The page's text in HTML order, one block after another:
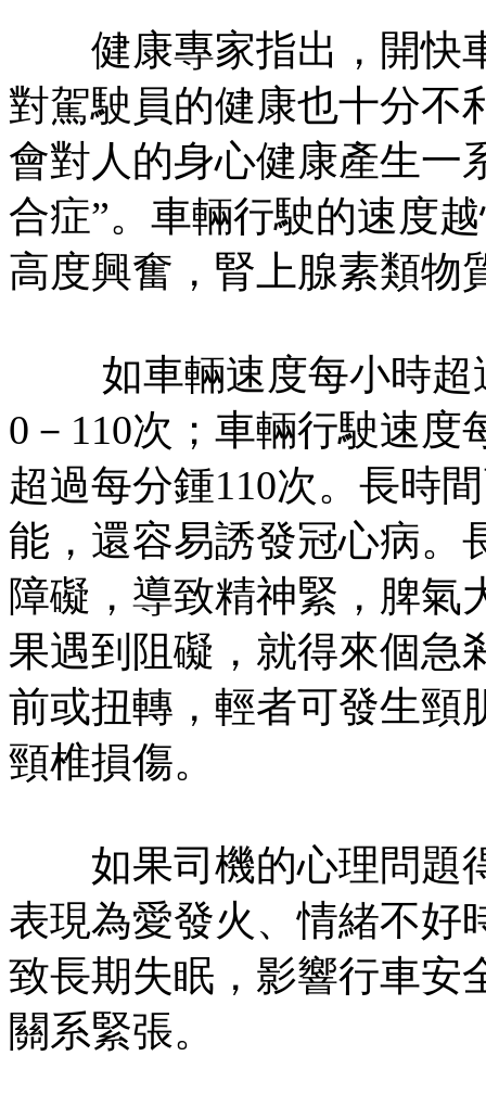
健康專家指出，開快
對駕駛員的健康也十分不
會對人的身心健康產生一
合症”。車輛行駛的速度
高度興奮，腎上腺素類物
如車輛速度每小時超
0－110次；車輛行駛速度
超過每分鍾110次。長時
能，還容易誘發冠心病。
障礙，導致精神緊，脾氣
果遇到阻礙，就得來個急
前或扭轉，輕者可發生頸
頸椎損傷。
如果司機的心理問題
表現為愛發火、情緒不好
致長期失眠，影響行車安
關系緊張。